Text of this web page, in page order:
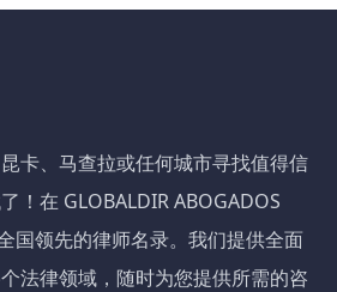
卡、马查拉或任何城市寻找值得信
！在 GLOBALDIR ABOGADOS
国领先的律师名录。我们提供全面
法律领域，随时为您提供所需的咨